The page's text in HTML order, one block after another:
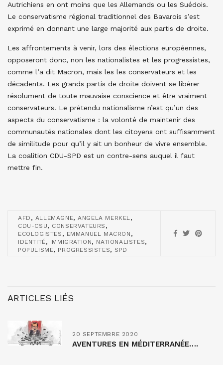
Autrichiens en ont moins que les Allemands ou les Suédois.
Le conservatisme régional traditionnel des Bavarois s’est
exprimé en donnant une large majorité aux partis de droite.
Les affrontements à venir, lors des élections européennes,
opposeront donc, non les nationalistes et les progressistes,
comme l’a dit Macron, mais les les conservateurs et les
décadents. Les grands partis de droite doivent se libérer
résolument de toute mauvaise conscience et être vraiment
conservateurs. Le prétendu nationalisme n’est qu’un des
aspects du conservatisme : la volonté de maintenir des
communautés nationales dont les citoyens ont suffisamment
de similitude pour qu’il y ait un bonheur de vivre ensemble.
La coalition CDU-SPD est un contre-sens auquel il faut
mettre fin.
AFD , ALLEMAGNE,ANGELA MERKEL,
CDU-CSU, CONSERVATEURS ,
ECOLOGISTES , EMMANUEL MACRON ,
IDENTITÉ, IMMIGRATION, NATIONALISTES,
POPULISME, PROGRESSISTES, SPD
ARTICLES LIÉS
20 SEPTEMBRE 2020
AVENTURES EN MÉDITERRANÉE….